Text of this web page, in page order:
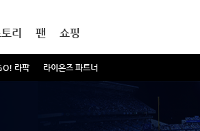
라팍 라이온즈 파트너
리 팬 쇼핑